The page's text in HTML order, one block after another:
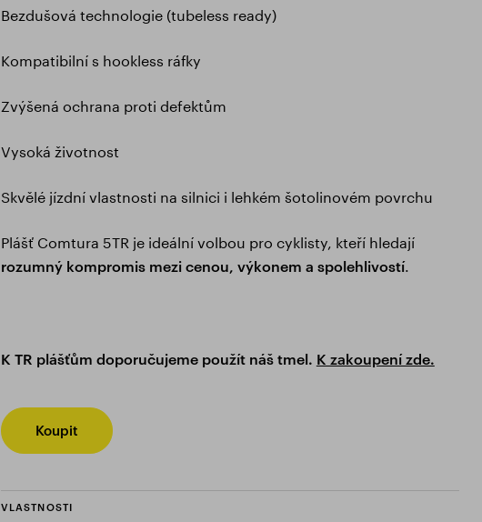
Bezdušová technologie (tubeless ready)
Kompatibilní s hookless ráfky
Zvýšená ochrana proti defektům
Vysoká životnost
Skvělé jízdní vlastnosti na silnici i lehkém šotolinovém povrchu
Plášť Comtura 5TR je ideální volbou pro cyklisty, kteří hledají
rozumný kompromis mezi cenou, výkonem a spolehlivostí.
K TR plášťům doporučujeme použít náš tmel. K zakoupení zde.
Koupit
VLASTNOSTI